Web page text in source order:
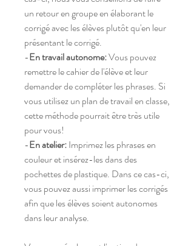
un retour en groupe en élaborant le
corrigé avec les élèves plutôt qu'en leur
présentant le corrigé.
-En travail autonome:Vous pouvez
remettre le cahier de l'élève et leur
demander de compléter les phrases. Si
vous utilisez un plan de travail en classe,
cette méthode pourrait être très utile
pour vous!
-En atelier:Imprimez les phrases en
couleur et insérez-les dans des
pochettes de plastique. Dans ce cas-ci,
vous pouvez aussi imprimer les corrigés
afin que les élèves soient autonomes
dans leur analyse.